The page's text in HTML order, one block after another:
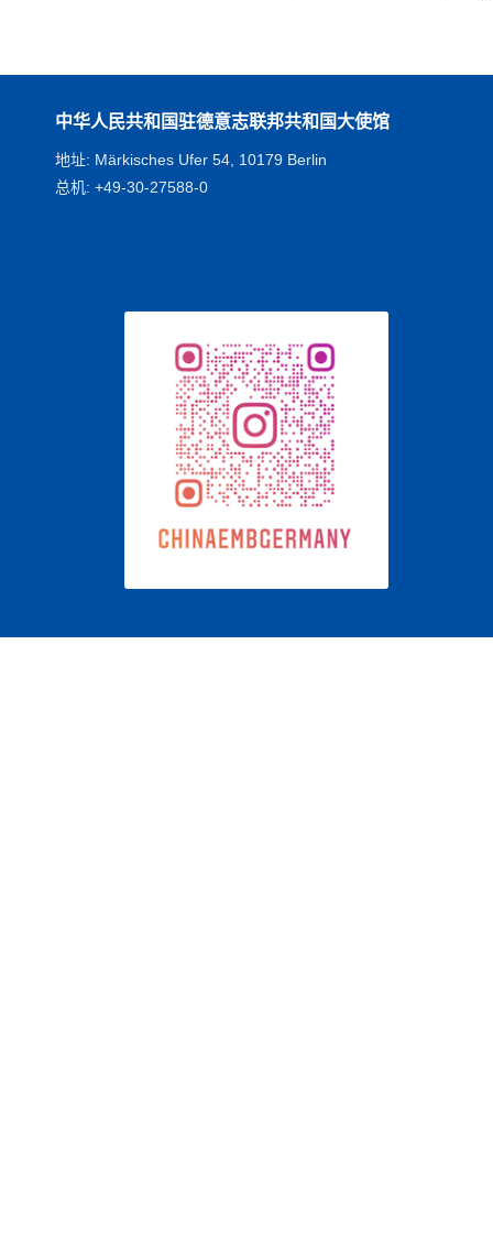
中华人民共和国驻德意志联邦共和国大使馆
地址: Märkisches Ufer 54, 10179 Berlin
总机: +49-30-27588-0